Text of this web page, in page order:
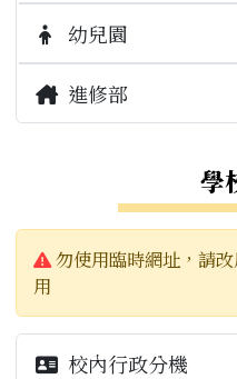
校外重要連結
學生園地
學務相關規範
榮譽榜
場地設施開放使用管理
報修
校園公告
常用連結
業務職掌
校園公告
本校決算書
本校預算書
幼兒園
校園公告
進修部
學
警告:
勿使用臨時網址，請
用
校內行政分機